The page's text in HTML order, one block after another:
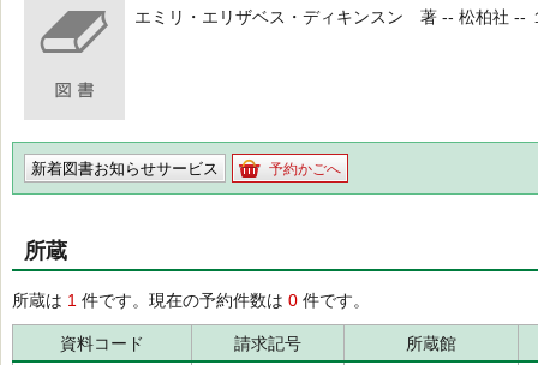
エミリ・エリザベス・ディキンスン 著 -- 松柏社 --
新着図書お知らせサービス 予約かごへ
所蔵
所蔵は 1 件です。現在の予約件数は 0 件です。
資料コード 請求記号
所蔵館